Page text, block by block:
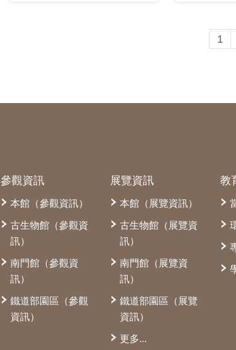
1
參觀資訊
本館（參觀資訊）
古生物館（參觀資
訊）
南門館（參觀資
訊）
鐵道部園區（參觀
資訊）
展覽資訊
本館（展覽資訊）
古生物館（展覽資
訊）
南門館（展覽資
訊）
鐵道部園區（展覽
資訊）
更多...
教